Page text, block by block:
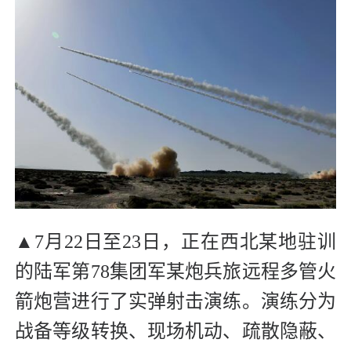
▲ 7月22日至23日，正在西北某地驻训
的陆军第78集团军某炮兵旅远程多管火
箭炮营进行了实弹射击演练。演练分为
战备等级转换、现场机动、疏散隐蔽、